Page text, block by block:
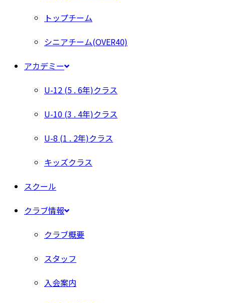
トップチーム
シニアチーム(OVER40)
アカデミー
U-12 (5 . 6年)クラス
U-10 (3 . 4年)クラス
U-8 (1 . 2年)クラス
キッズクラス
スクール
クラブ情報
クラブ概要
スタッフ
入会案内